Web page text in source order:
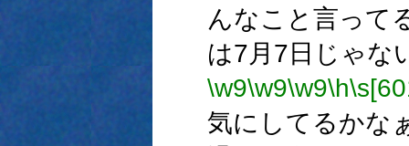
んなこと言って
は7月7日じゃな
\w9\w9\w9\h
気にしてるかな